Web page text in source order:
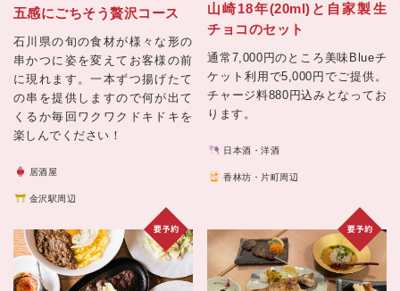
五感にごちそう贅沢コース
石川県の旬の食材が様々な形の
串かつに姿を変えてお客様の前
に現れます。一本ずつ揚げたて
の串を提供しますので何が出て
くるか毎回ワクワクドキドキを
楽しんでください！
居酒屋
金沢駅周辺
山崎18年(20ml)と自家製生
チョコのセット
通常7,000円のところ美味Blueチ
ケット利用で5,000円でご提供。
チャージ料880円込みとなってお
ります。
日本酒・洋酒
香林坊・片町周辺